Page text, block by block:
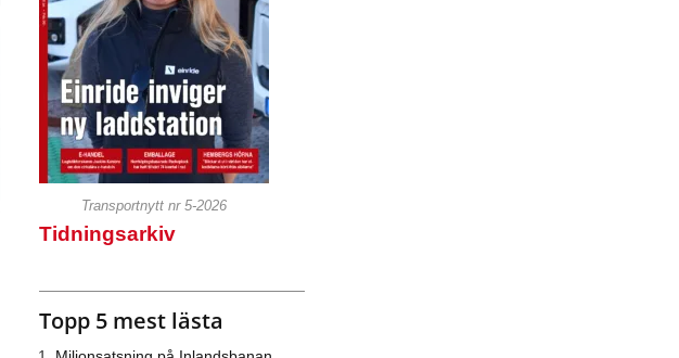
Transportnytt nr 5-2026
Tidningsarkiv
Topp 5 mest lästa